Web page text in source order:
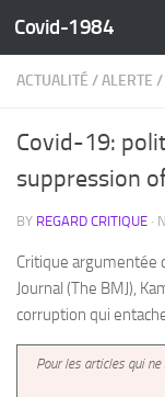
Skip to content
Covid-1984
ACTUALITÉ /ALERTE /
Covid-19:
suppression
BY REGARD CRITIQUE ·
Critique argumentée
Journal (The BMJ),
corruption qui
Pour les articles qui